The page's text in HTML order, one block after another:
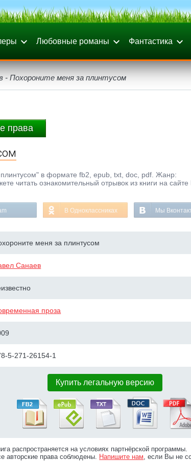
Любовные романы Фантастика
- Похороните меня за плинтусом
права
в формате fb2, epub, txt, doc, pdf. Жанр:
читать ознакомительный отрывок из книги на сайте
В Одноклассниках Мы
меня за плинтусом
Санаев
проза
5-271-26154-1
Купить легальную версию
распространяется на условиях партнёрской программы.
авторские права соблюдены. Напишите нам, если Вы не